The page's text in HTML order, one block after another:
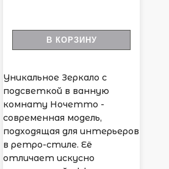
В КОРЗИНУ
Уникальное Зеркало с
подсветкой в ванную
комнату Ночетто -
современная модель,
подходящая для интерьеров
в ретро-стиле. Её
отличает искусно